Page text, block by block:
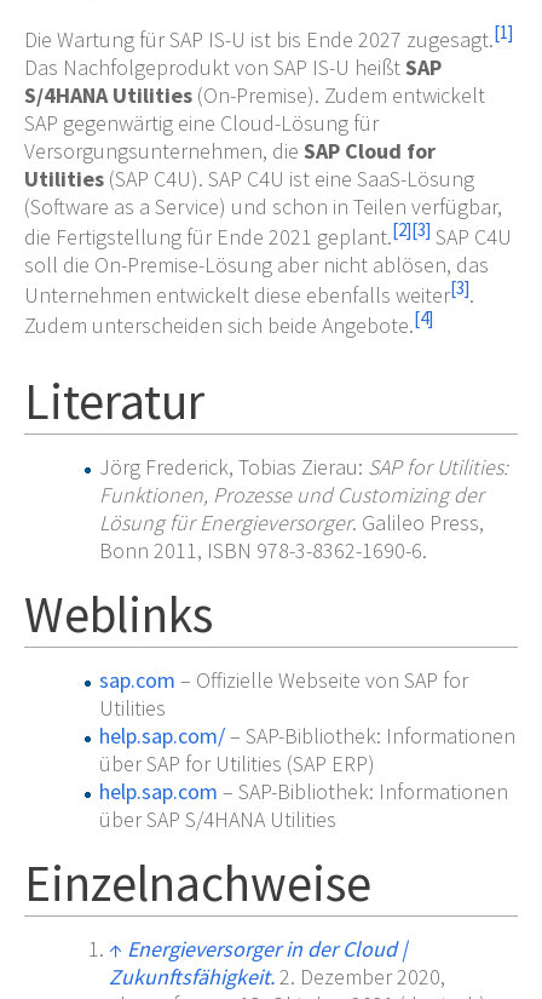
Die Wartung für SAP IS-U ist bis Ende 2027 zugesagt.[1]
Das Nachfolgeprodukt von SAP IS-U heißtSAP
S/4HANA Utilities (On-Premise). Zudem entwickelt
SAP gegenwärtig eine Cloud-Lösung für
Versorgungsunternehmen, die SAP Cloud for
Utilities (SAP C4U). SAP C4U ist eine SaaS-Lösung
(Software as a Service) und schon in Teilen verfügbar,
die Fertigstellung für Ende 2021 geplant.[2][3] SAP C4U
soll die On-Premise-Lösung aber nicht ablösen, das
Unternehmen entwickelt diese ebenfalls weiter[3].
Zudem unterscheiden sich beide Angebote.[4]
Literatur
Jörg Frederick, Tobias Zierau: SAP for Utilities:
Funktionen, Prozesse und Customizing der
Lösung für Energieversorger. Galileo Press,
Bonn 2011, ISBN 978-3-8362-1690-6.
Weblinks
sap.com – Offizielle Webseite von SAP for
Utilities
help.sap.com/– SAP-Bibliothek: Informationen
über SAP for Utilities (SAP ERP)
help.sap.com – SAP-Bibliothek: Informationen
über SAP S/4HANA Utilities
Einzelnachweise
↑ Energieversorger in der Cloud|
Zukunftsfähigkeit.2. Dezember 2020,